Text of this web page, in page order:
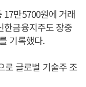
17만5700원에 거래
한금융지주도 장중
기록했다.
로 글로벌 기술주 조